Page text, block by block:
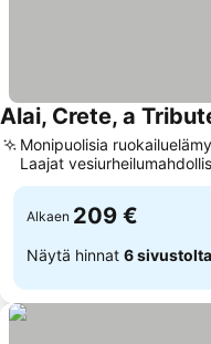
Alai, Crete, a
Monipuolisia
Laajat
Alkaen 209 €
Näytä hinnat 6 sivustolta